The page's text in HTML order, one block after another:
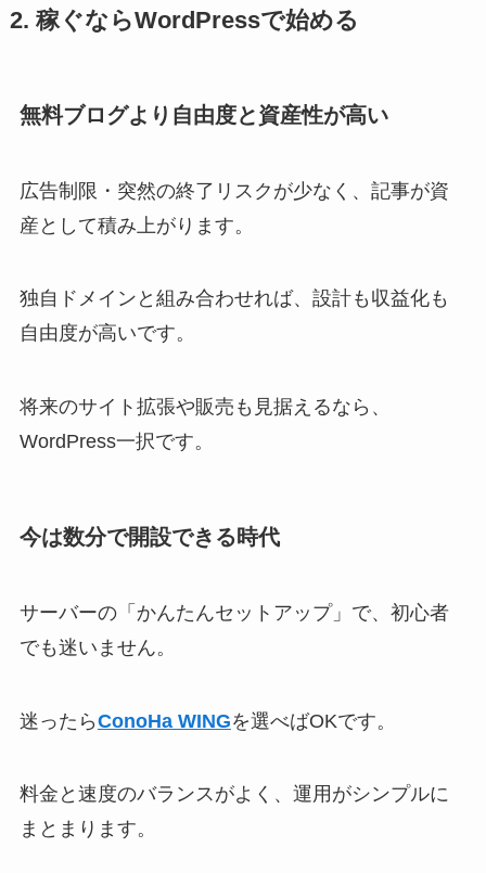
2. 稼ぐならWordPressで始める
無料ブログより自由度と資産性が高い
広告制限・突然の終了リスクが少なく、記事が資
産として積み上がります。
独自ドメインと組み合わせれば、設計も収益化も
自由度が高いです。
将来のサイト拡張や販売も見据えるなら、
WordPress一択です。
今は数分で開設できる時代
サーバーの「かんたんセットアップ」で、初心者
でも迷いません。
迷ったらConoHa WINGを選べばOKです。
料金と速度のバランスがよく、運用がシンプルに
まとまります。